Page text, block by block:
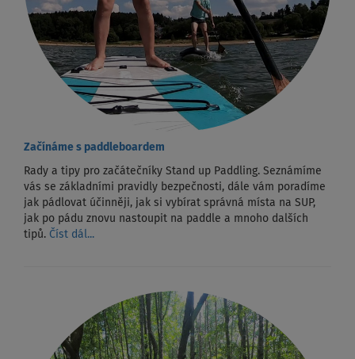
Začínáme s paddleboardem
Rady a tipy pro začátečníky Stand up Paddling. Seznámíme
vás se základními pravidly bezpečnosti, dále vám poradíme
jak pádlovat účinněji, jak si vybírat správná místa na SUP,
jak po pádu znovu nastoupit na paddle a mnoho dalších
tipů. Číst dál...